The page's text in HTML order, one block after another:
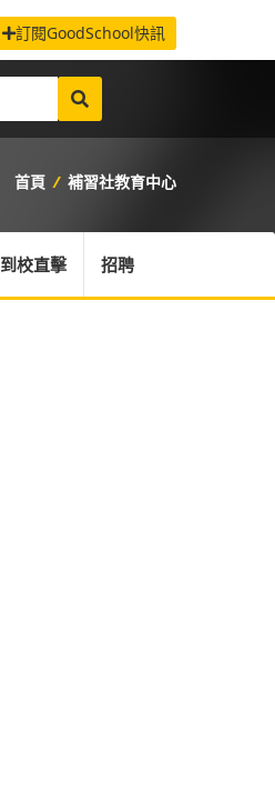
訂閱GoodSchool快訊
首頁 / 補習社教育中心
到校直擊 招聘